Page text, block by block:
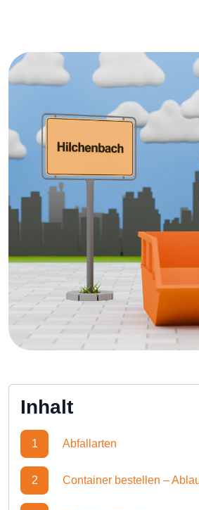
Inhalt
1 Abfallarten
2 Container bestellen –